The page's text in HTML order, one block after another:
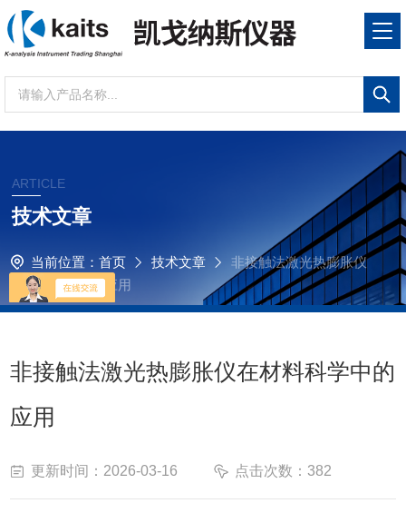
ARTICLE
技术文章
当前位置： 首页 技术文章
非接触法激光热膨胀仪
在材料科学中的应用
非接触法激光热膨胀仪在材料科学中的
应用
更新时间：2026-03-16 点击次数：382